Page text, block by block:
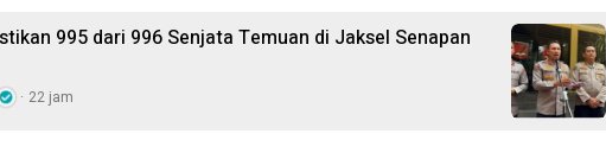
995 dari 996 Senjata Temuan di Jaksel Senapan
22 jam